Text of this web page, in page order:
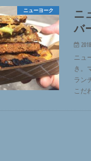
ニューヨーク
ニ
バ
ニュ
き。
ラン
こだ